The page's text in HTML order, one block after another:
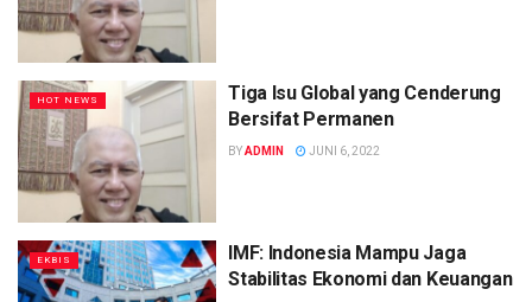
HOT NEWS
Tiga Isu Global yang Cenderung
Bersifat Permanen
BYADMIN JUNI 6, 2022
EKBIS
IMF: Indonesia Mampu Jaga
Stabilitas Ekonomi dan Keuangan